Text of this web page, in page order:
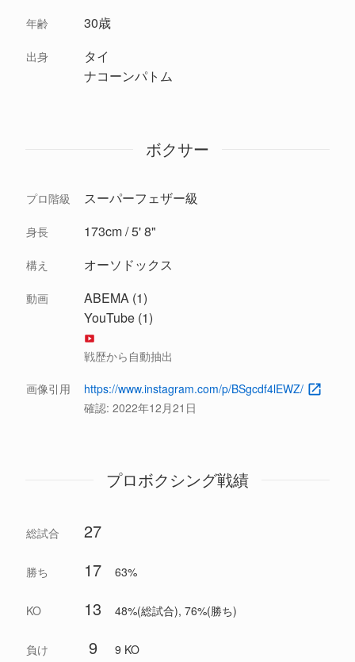
年齢 30歳
出身
タイ
ナコーンパトム
ボクサー
プロ階級 スーパーフェザー級
身長 173cm / 5' 8"
構え オーソドックス
動画
ABEMA (1)
YouTube (1)
戦歴から自動抽出
画像引用
https://www.instagram.com/p/BSgcdf4lEWZ/
確認: 2022年12月21日
プロボクシング戦績
総試合 27
勝ち 17 63%
KO 13 48%(総試合), 76%(勝ち)
負け 9 9 KO